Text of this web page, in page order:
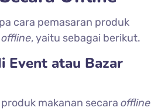
cara pemasaran produk
offline, yaitu sebagai berikut.
Event atau Bazar
makanan secaraoffline